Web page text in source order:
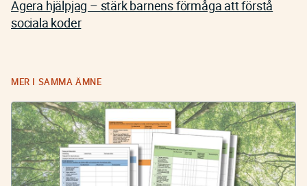
Agera hjälpjag – stärk barnens förmåga att förstå
sociala koder
MER I SAMMA ÄMNE